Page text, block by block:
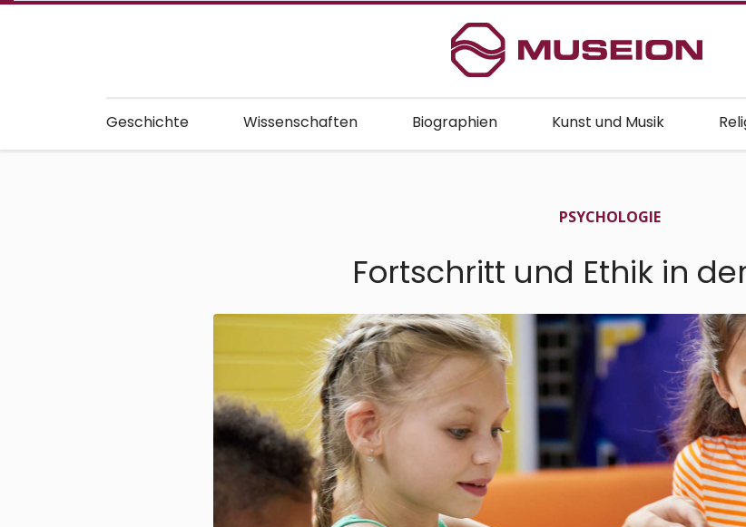
Geschichte Wissenschaften Biographien Kunst und Musik
PSYCHO­LOGIE
Fortschritt und Ethik in